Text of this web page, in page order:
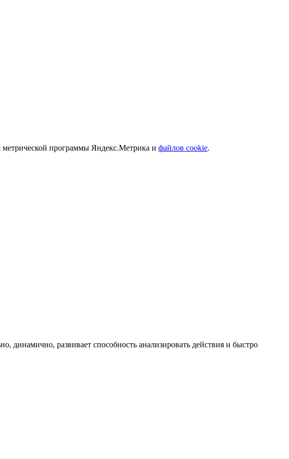
метрической программы Яндекс.Метрика и файлов cookie.
динамично, развивает способность анализировать действия и быстро